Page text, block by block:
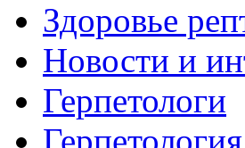
Здоровье
Новости и
Герпетологи